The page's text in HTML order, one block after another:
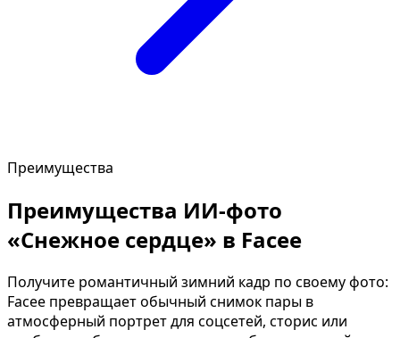
Преимущества
Преимущества ИИ-фото
«Снежное сердце» в Facee
Получите романтичный зимний кадр по своему фото:
Facee превращает обычный снимок пары в
атмосферный портрет для соцсетей, сторис или